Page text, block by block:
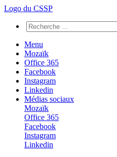
Logo du CSSP
Menu
Mozaïk
Office 365
Facebook
Instagram
Linkedin
Médias sociaux
Mozaïk
Office 365
Facebook
Instagram
Linkedin